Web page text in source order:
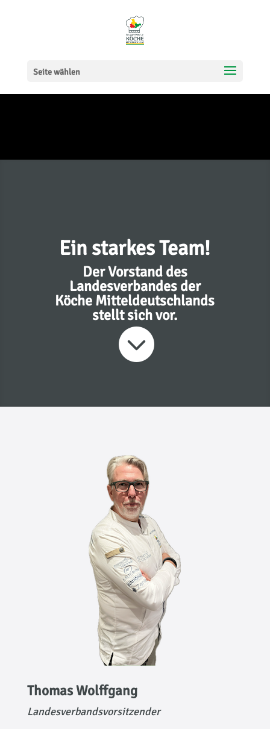
Seite wählen
Ein starkes Team!
Der Vorstand des
Landesverbandes der
Köche Mitteldeutschlands
stellt sich vor.

Thomas Wolffgang
Landesverbandsvorsitzender